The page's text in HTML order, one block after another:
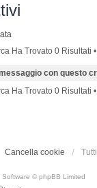
Ha Trovato 0 Risultati
con questo
Ha Trovato 0 Risultati
Cancella cookie
Software © phpBB Limited